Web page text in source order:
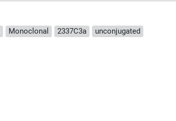
Monoclonal 2337C3a unconjugated